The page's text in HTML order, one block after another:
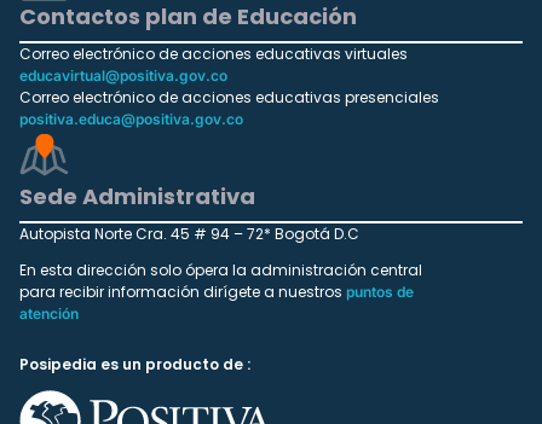
Contactos plan de Educación
Correo electrónico de acciones educativas virtuales
educavirtual@positiva.gov.co
Correo electrónico de acciones educativas presenciales
positiva.educa@positiva.gov.co
Sede Administrativa
Autopista Norte Cra. 45 # 94 – 72* Bogotá D.C
En esta dirección solo ópera la administración central
para recibir información dirígete a nuestros puntos de
atención
Posipedia es un producto de :